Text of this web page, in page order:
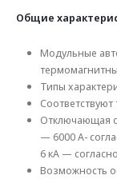
Общие
Модульные
Типы
Отключающая
— 6000 А-
6 кА —
Возможность